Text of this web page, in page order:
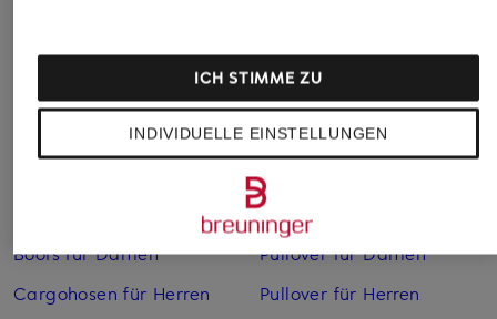
Weitere Kategorien
Boots für Damen
Cargohosen für Herren
Mäntel für Herren
Pullover für Damen
Pullover für Herren
INDIVIDUELLE EINSTELLUNGEN
ICH STIMME ZU